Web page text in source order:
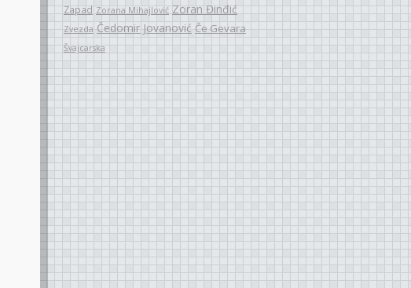
Zapad Zorana Mihajlović Zoran Đinđić
Zvezda Čedomir Jovanović Če Gevara
Švajcarska